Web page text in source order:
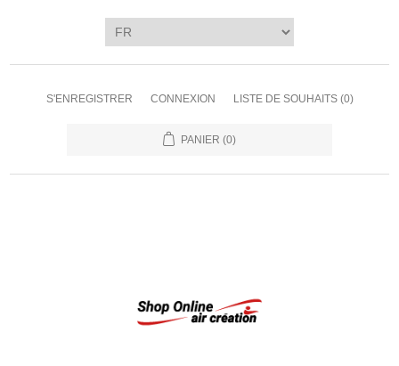
S'ENREGISTRER CONNEXION LISTE DE SOUHAITS (0)
PANIER (0)